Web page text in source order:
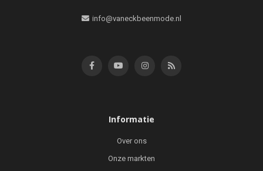
info@vaneckbeenmode.nl
Informatie
Over ons
Onze markten